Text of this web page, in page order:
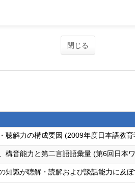
閉じる
聴解力の構成要因 (2009年度日本語教
構音能力と第二言語語彙量 (第6回日本
知識が聴解・読解および談話能力に及